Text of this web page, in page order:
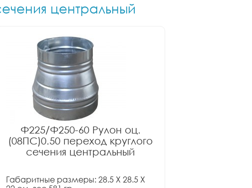
центральный
Ф225/Ф250-60 Рулон оц.
(08ПС)0.50 переход круглого
сечения центральный
Габаритные размеры: 28.5 X 28.5 X